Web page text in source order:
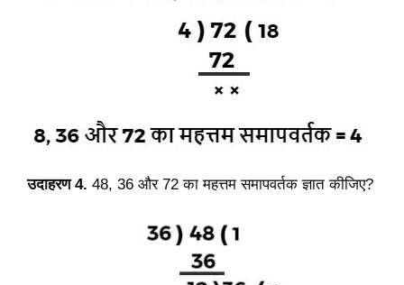
उदाहरण 4. 48, 36 और 72 का महत्तम समापवर्तक ज्ञात कीजिए?